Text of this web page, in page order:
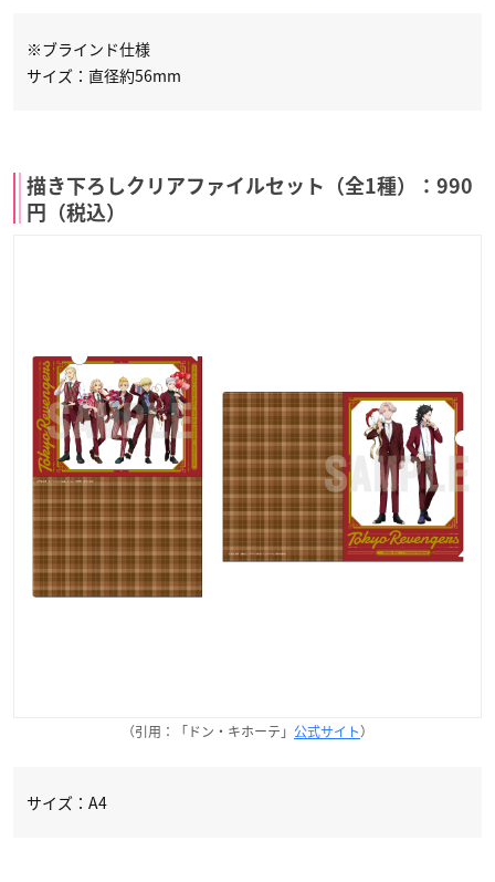
※ブラインド仕様
サイズ：直径約56mm
描き下ろしクリアファイルセット（全1種）：990
円（税込）
（引用：「ドン・キホーテ」 公式サイト）
サイズ：A4